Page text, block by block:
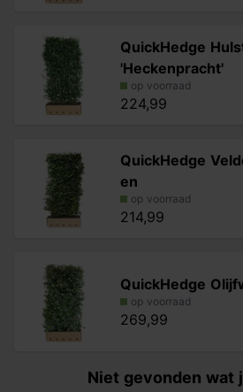
QuickHedge
'Heckenpracht'
op voorraad
224,99
QuickHedge
en
op voorraad
214,99
QuickHedge
op voorraad
269,99
Niet gevonden wat